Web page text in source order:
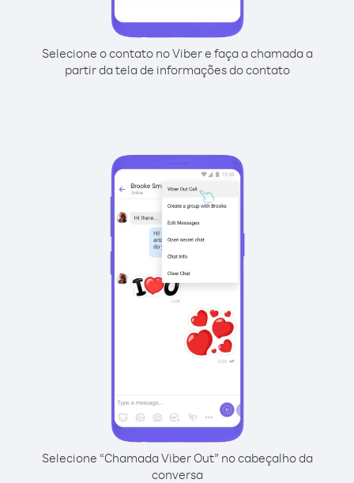
Selecione o contato no Viber e faça a chamada a
partir da tela de informações do contato
Selecione “Chamada Viber Out” no cabeçalho da
conversa